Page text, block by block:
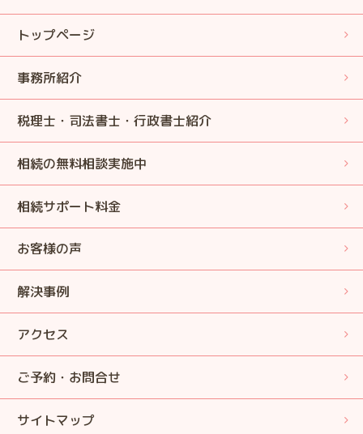
トップページ
事務所紹介
税理士・司法書士・行政書士紹介
相続の無料相談実施中
相続サポート料金
お客様の声
解決事例
アクセス
ご予約・お問合せ
サイトマップ